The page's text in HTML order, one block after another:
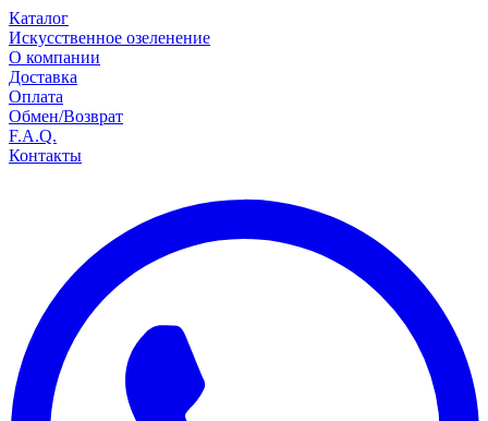
Каталог
Искусственное озеленение
О компании
Доставка
Оплата
Обмен/Возврат
F.A.Q.
Контакты